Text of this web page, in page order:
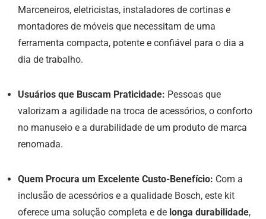
Marceneiros, eletricistas, instaladores de cortinas e
montadores de móveis que necessitam de uma
ferramenta compacta, potente e confiável para o dia a
dia de trabalho.
Usuários que Buscam Praticidade: Pessoas que
valorizam a agilidade na troca de acessórios, o conforto
no manuseio e a durabilidade de um produto de marca
renomada.
Quem Procura um Excelente Custo-Benefício: Com a
inclusão de acessórios e a qualidade Bosch, este kit
oferece uma solução completa e de longa durabilidade,